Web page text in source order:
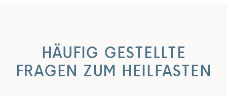
HÄUFIG GESTELLTE
FRAGEN ZUM HEILFASTEN